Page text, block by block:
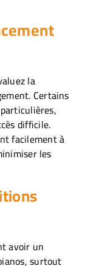
la
Certains
difficile.
facilement à
les
avoir un
surtout